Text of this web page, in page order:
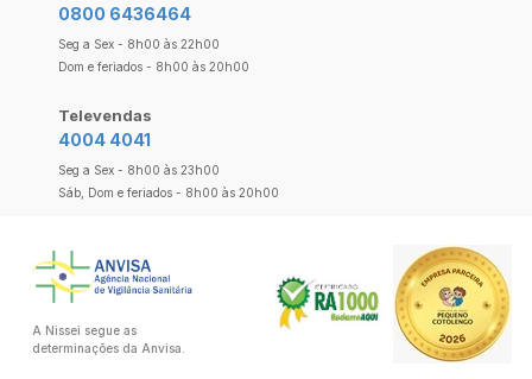
0800 6436464
Seg a Sex - 8h00 às 22h00
Dom e feriados - 8h00 às 20h00
Televendas
4004 4041
Seg a Sex - 8h00 às 23h00
Sáb, Dom e feriados - 8h00 às 20h00
A Nissei segue as
determinações da Anvisa.